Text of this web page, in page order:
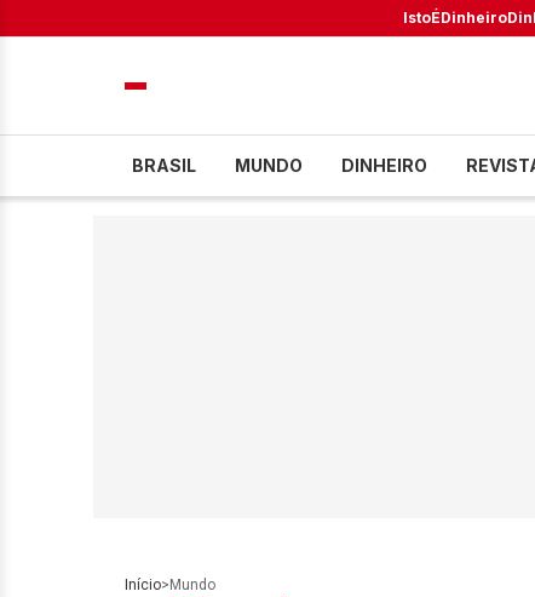
IstoÉDinheiro
BRASIL MUNDO DINHEIRO
Início> Mundo